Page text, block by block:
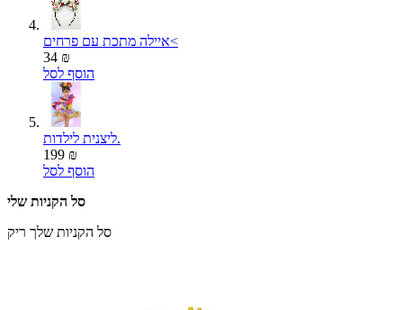
איילה מתכת עם פרחים<
34 ₪
הוסף לסל
ליצנית לילדות.
199 ₪
הוסף לסל
סל הקניות שלי
סל הקניות שלך ריק